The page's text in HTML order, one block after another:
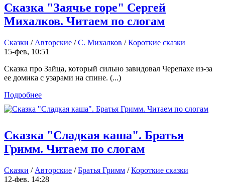
Сказка "Заячье горе" Сергей
Михалков. Читаем по слогам
Сказки / Авторские /С. Михалков /Короткие сказки
15-фев, 10:51
Сказка про Зайца, который сильно завидовал Черепахе из-за
ее домика с узарами на спине. (...)
Подробнее
Сказка "Сладкая каша". Братья
Гримм. Читаем по слогам
Сказки / Авторские /Братья Гримм /Короткие сказки
12-фев, 14:28